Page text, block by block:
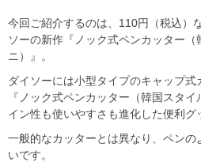
今回ご紹介するのは、110円（税込）
ソーの新作『ノック式ペンカッター
ニ）』。
ダイソーには小型タイプのキャップ式
『ノック式ペンカッター（韓国スタ
イン性も使いやすさも進化した便利グ
一般的なカッターとは異なり、ペン
いです。